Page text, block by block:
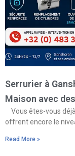
Serrurier à
Maison avec
Vous êtes-vous
offrent encore le
Read More »